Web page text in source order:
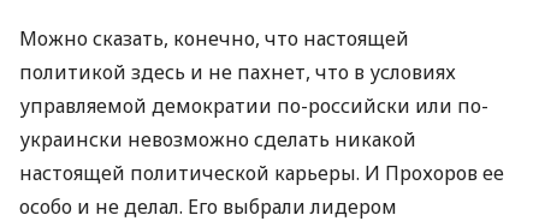
Можно сказать, конечно, что настоящей
политикой здесь и не пахнет, что в условиях
управляемой демократии по-российски или по-
украински невозможно сделать никакой
настоящей политической карьеры. И Прохоров ее
особо и не делал. Его выбрали лидером